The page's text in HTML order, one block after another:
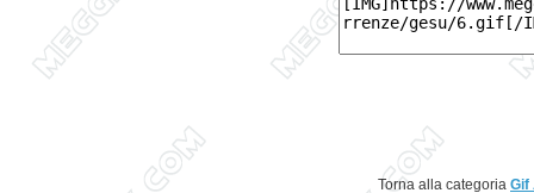
Torna alla categoria Gif